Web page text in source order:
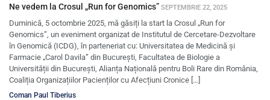
Ne vedem la Crosul „Run for Genomics” SEPTEMBRIE 22, 2025
Duminică, 5 octombrie 2025, mă găsiți la start la Crosul „Run for
Genomics”, un eveniment organizat de Institutul de Cercetare-Dezvoltare
în Genomică (ICDG), în parteneriat cu: Universitatea de Medicină și
Farmacie „Carol Davila” din București, Facultatea de Biologie a
Universității din București, Alianța Națională pentru Boli Rare din România,
Coaliția Organizațiilor Pacienților cu Afecțiuni Cronice […]
Coman Paul Tiberius